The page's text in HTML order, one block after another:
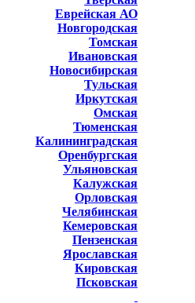
Еврейская АО
Новгородская
Томская
Ивановская
Новосибирская
Тульская
Иркутская
Омская
Тюменская
Калининградская
Оренбургская
Ульяновская
Калужская
Орловская
Челябинская
Кемеровская
Пензенская
Ярославская
Кировская
Псковская